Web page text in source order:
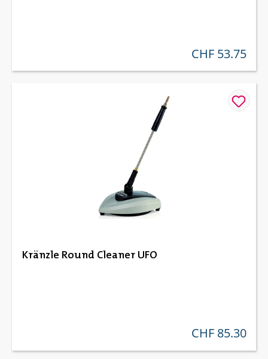
regulärer preis:
CHF 53.75
Kränzle Round Cleaner UFO
regulärer preis:
CHF 85.30